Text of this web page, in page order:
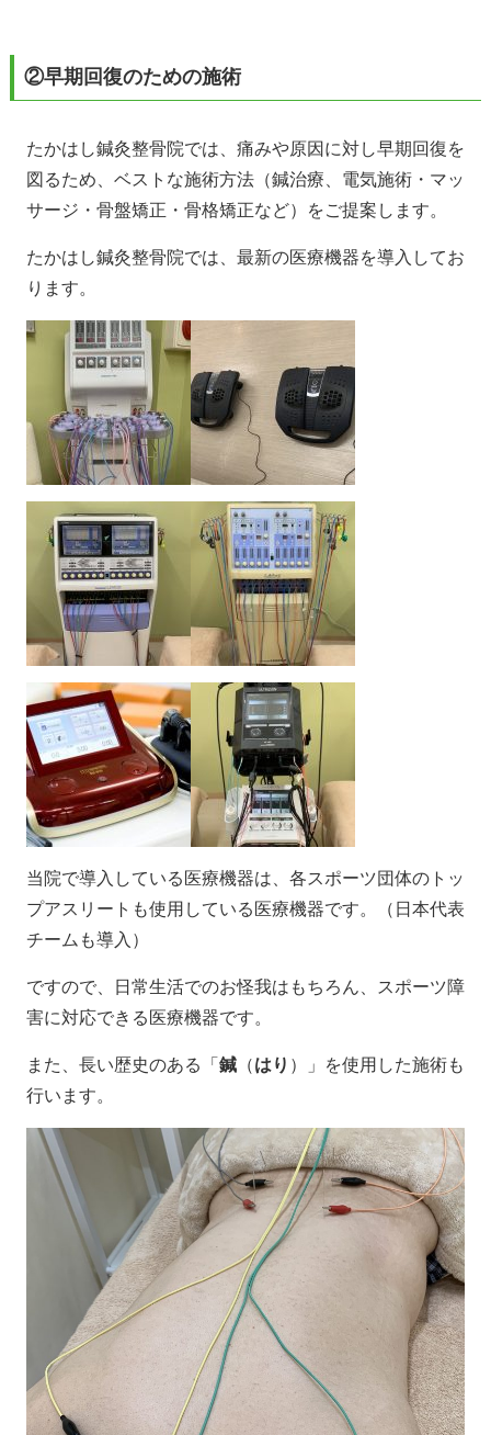
②早期回復のための施術
たかはし鍼灸整骨院では、痛みや原因に対し早期回復を
図るため、ベストな施術方法（鍼治療、電気施術・マッ
サージ・骨盤矯正・骨格矯正など）をご提案します。
たかはし鍼灸整骨院では、最新の医療機器を導入してお
ります。
当院で導入している医療機器は、各スポーツ団体のトッ
プアスリートも使用している医療機器です。（日本代表
チームも導入）
ですので、日常生活でのお怪我はもちろん、スポーツ障
害に対応できる医療機器です。
また、長い歴史のある「 鍼（はり ）」を使用した施術も
行います。